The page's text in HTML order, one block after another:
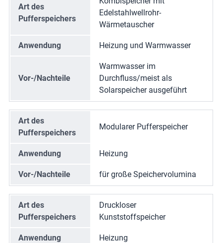
Art des
Pufferspeichers
Edelstahlwellrohr-
Wärmetauscher
Anwendung Heizung und Warmwasser
Vor-/Nachteile
Warmwasser im
Durchfluss/meist als
Solarspeicher ausgeführt
Art des
Pufferspeichers
Modularer Pufferspeicher
Anwendung Heizung
Vor-/Nachteile für große Speichervolumina
Art des
Pufferspeichers
Druckloser
Kunststoffspeicher
Anwendung Heizung